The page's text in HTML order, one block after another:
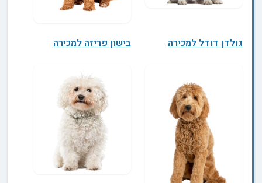
גולדן דודל למכירה בישון פריזה למכירה